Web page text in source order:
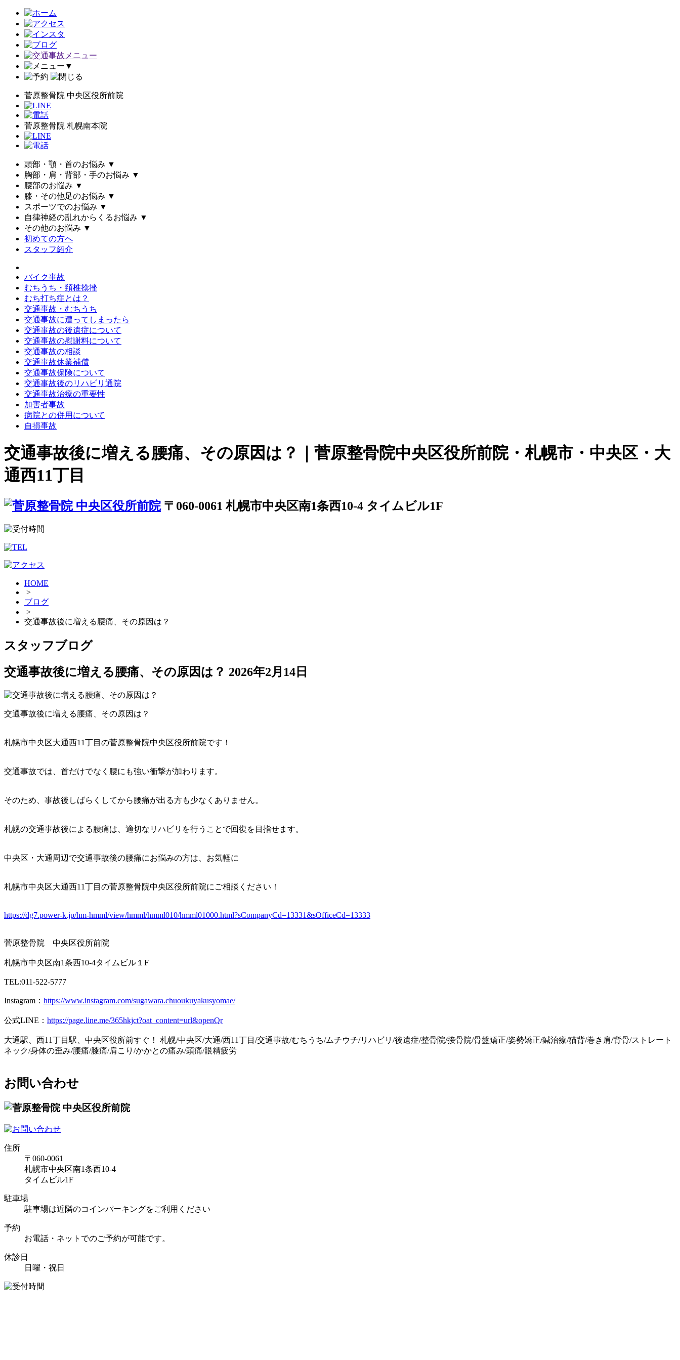
▼
菅原整骨院 中央区役所前院
菅原整骨院 札幌南本院
頭部・顎・首のお悩み ▼
胸部・肩・背部・手のお悩み ▼
腰部のお悩み ▼
膝・その他足のお悩み ▼
スポーツでのお悩み ▼
自律神経の乱れからくるお悩み ▼
その他のお悩み ▼
初めての方へ
スタッフ紹介
バイク事故
むちうち・頚椎捻挫
むち打ち症とは？
交通事故・むちうち
交通事故に遭ってしまったら
交通事故の後遺症について
交通事故の慰謝料について
交通事故の相談
交通事故休業補償
交通事故保険について
交通事故後のリハビリ通院
交通事故治療の重要性
加害者事故
病院との併用について
自損事故
交通事故後に増える腰痛、その原因は？｜菅原整骨院中央区役所前院・札幌市・中央区・大
通西11丁目
〒060-0061 札幌市中央区南1条西10-4 タイムビル1F
HOME
>
ブログ
>
交通事故後に増える腰痛、その原因は？
スタッフブログ
交通事故後に増える腰痛、その原因は？ 2026年2月14日
交通事故後に増える腰痛、その原因は？
札幌市中央区大通西11丁目の菅原整骨院中央区役所前院です！
交通事故では、首だけでなく腰にも強い衝撃が加わります。
そのため、事故後しばらくしてから腰痛が出る方も少なくありません。
札幌の交通事故後による腰痛は、適切なリハビリを行うことで回復を目指せます。
中央区・大通周辺で交通事故後の腰痛にお悩みの方は、お気軽に
札幌市中央区大通西11丁目の菅原整骨院中央区役所前院にご相談ください！
https://dg7.power-k.jp/hm-hmml/view/hmml/hmml010/hmml01000.html?sCompanyCd=13331&sOfficeCd=13333
菅原整骨院 中央区役所前院
札幌市中央区南1条西10-4タイムビル１F
TEL:011-522-5777
Instagram： https://www.instagram.com/sugawara.chuoukuyakusyomae/
公式LINE： https://page.line.me/365hkjct?oat_content=url&openQr
大通駅、西11丁目駅、中央区役所前すぐ！ 札幌/中央区/大通/西11丁目/交通事故/むちうち/ムチウチ/リハビリ/後遺症/整骨院/接骨院/骨盤矯正/姿勢矯正/鍼治療/猫背/巻き肩/背骨/ストレート
ネック/身体の歪み/腰痛/膝痛/肩こり/かかとの痛み/頭痛/眼精疲労
お問い合わせ
住所
〒060-0061
札幌市中央区南1条西10-4
タイムビル1F
駐車場
駐車場は近隣のコインパーキングをご利用ください
予約
お電話・ネットでのご予約が可能です。
休診日
日曜・祝日